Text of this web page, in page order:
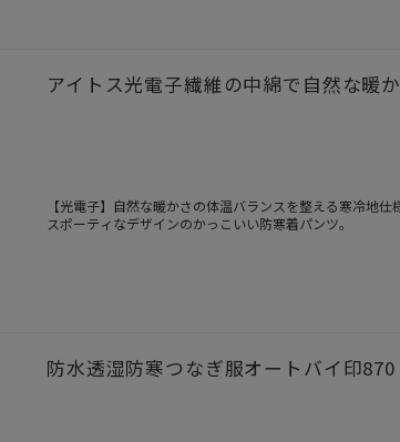
アイトス光電子繊維の中綿で自然な暖
【光電子】自然な暖かさの体温バランスを整える寒冷地
スポーティなデザインのかっこいい防寒着パンツ。
防水透湿防寒つなぎ服オートバイ印870